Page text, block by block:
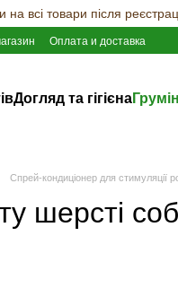
всі товари після
Оплата и доставка
Догляд та гігієна
Cпрей-кондиціонер для стимуляції
шерсті